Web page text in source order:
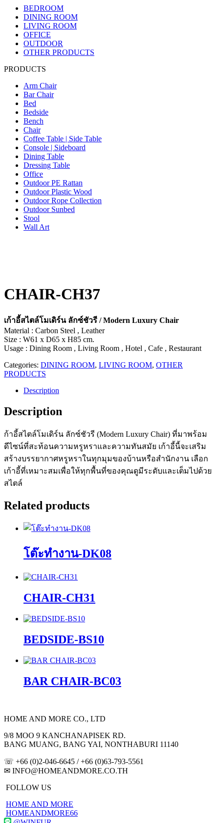
BEDROOM
DINING ROOM
LIVING ROOM
OFFICE
OUTDOOR
OTHER PRODUCTS
PRODUCTS
Arm Chair
Bar Chair
Bed
Bedside
Bench
Chair
Coffee Table | Side Table
Console | Sideboard
Dining Table
Dressing Table
Office
Outdoor PE Rattan
Outdoor Plastic Wood
Outdoor Rope Collection
Outdoor Sunbed
Stool
Wall Art
CHAIR-CH37
เก้าอี้สไตล์โมเดิร์น ลักซ์ชัวรี / Modern Luxury Chair
Material : Carbon Steel , Leather
Size : W61 x D65 x H85 cm.
Usage : Dining Room , Living Room , Hotel , Cafe , Restaurant
Categories: DINING ROOM, LIVING ROOM, OTHER
PRODUCTS
Description
Description
ก้าอี้สไตล์โมเดิร์น ลักซ์ชัวรี (Modern Luxury Chair) ที่มาพร้อม
ดีไซน์ที่สะท้อนความหรูหราและความทันสมัย เก้าอี้นี้จะเสริม
สร้างบรรยากาศหรูหราในทุกมุมของบ้านหรือสำนักงาน เลือก
เก้าอี้ที่เหมาะสมเพื่อให้ทุกพื้นที่ของคุณดูมีระดับและเต็มไปด้วย
สไตล์
Related products
โต๊ะทำงาน-DK08
CHAIR-CH31
BEDSIDE-BS10
BAR CHAIR-BC03
HOME AND MORE CO., LTD
9/8 MOO 9 KANCHANAPISEK RD.
BANG MUANG, BANG YAI, NONTHABURI 11140
☏ +66 (0)2-046-6645 / +66 (0)63-793-5561
✉ INFO@HOMEANDMORE.CO.TH
FOLLOW US
HOME AND MORE
HOMEANDMORE66